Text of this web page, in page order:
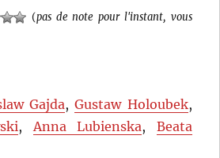
(pas de note pour l'instant, vous
Gajda,Gustaw Holoubek,
,Anna Lubienska, Beata